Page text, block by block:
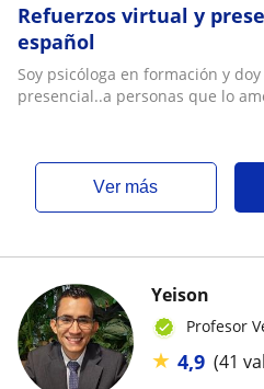
Refuerzos virtual y
español
Soy psicóloga en formación y
presencial..a personas que lo
ver más
Yeison
Profesor
★ 4,9 (41